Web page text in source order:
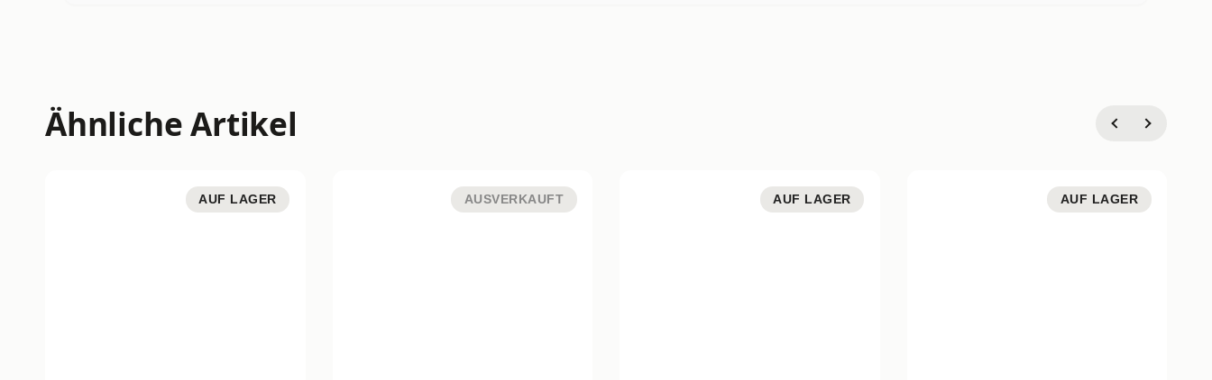
Ähnliche Artikel
AUF LAGER AUSVERKAUFT AUF LAGER AUF LAGER